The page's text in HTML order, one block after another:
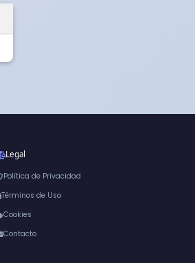
Legal
Política de Privacidad
Términos de Uso
Cookies
Contacto